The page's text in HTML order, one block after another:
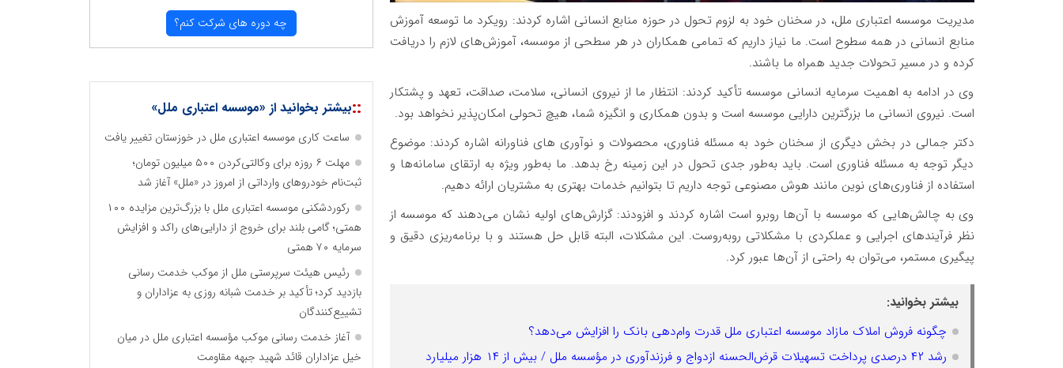
مدیریت موسسه اعتباری ملل، در سخنان خود به لزوم تحول در حوزه منابع انسانی اشاره کردند: رویکرد ما توسعه آموزش
منابع انسانی در همه سطوح است. ما نیاز داریم که تمامی همکاران در هر سطحی از موسسه، آموزش‌های لازم را دریافت
کرده و در مسیر تحولات جدید همراه ما باشند.
وی در ادامه به اهمیت سرمایه انسانی موسسه تأکید کردند: انتظار ما از نیروی انسانی، سلامت، صداقت، تعهد و پشتکار
است. نیروی انسانی ما بزرگترین دارایی موسسه است و بدون همکاری و انگیزه شما، هیچ تحولی امکان‌پذیر نخواهد بود.
دکتر جمالی در بخش دیگری از سخنان خود به مسئله فناوری، محصولات و نوآوری های فناورانه اشاره کردند: موضوع
دیگر توجه به مسئله فناوری است. باید به‌طور جدی تحول در این زمینه رخ بدهد. ما به‌طور ویژه به ارتقای سامانه‌ها و
استفاده از فناوری‌های نوین مانند هوش مصنوعی توجه داریم تا بتوانیم خدمات بهتری به مشتریان ارائه دهیم.
وی به چالش‌هایی که موسسه با آن‌ها روبرو است اشاره کردند و افزودند: گزارش‌های اولیه نشان می‌دهند که موسسه از
نظر فرآیندهای اجرایی و عملکردی با مشکلاتی روبه‌روست. این مشکلات، البته قابل حل هستند و با برنامه‌ریزی دقیق و
پیگیری مستمر، می‌توان به راحتی از آن‌ها عبور کرد.
بیشتر بخوانید:
چگونه فروش املاک مازاد موسسه اعتباری ملل قدرت وام‌دهی بانک را افزایش می‌دهد؟
رشد ۴۲ درصدی پرداخت تسهیلات قرض‌الحسنه ازدواج و فرزندآوری در مؤسسه ملل / بیش از ۱۴ هزار میلیارد
چه دوره های شركت كنم؟
::بیشتر بخوانید از «موسسه اعتباری ملل»
ساعت کاری موسسه اعتباری ملل در خوزستان تغییر یافت
مهلت ۶ روزه برای وکالتی‌کردن ۵۰۰ میلیون تومان؛
ثبت‌نام خودروهای وارداتی از امروز در «ملل» آغاز شد
رکوردشکنی موسسه اعتباری ملل با بزرگ‌ترین مزایده ۱۰۰
همتی؛ گامی بلند برای خروج از دارایی‌های راکد و افزایش
سرمایه ۷۰ همتی
رئیس هیئت سرپرستی ملل از موکب خدمت رسانی
بازدید کرد؛ تأکید بر خدمت شبانه روزی به عزاداران و
تشییع‌کنندگان
آغاز خدمت رسانی موکب مؤسسه اعتباری ملل در میان
خیل عزاداران قائد شهید جبهه مقاومت